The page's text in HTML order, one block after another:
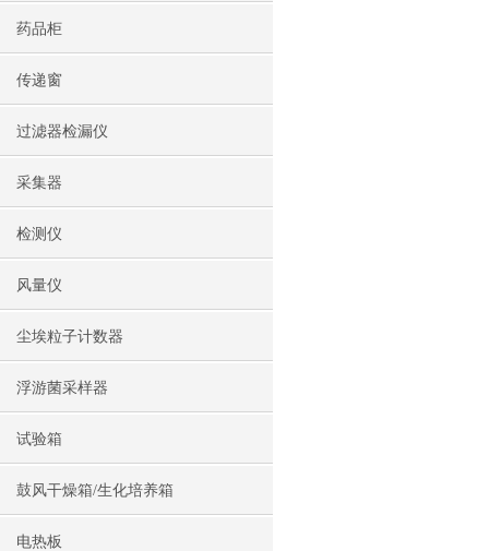
药品柜
传递窗
过滤器检漏仪
采集器
检测仪
风量仪
尘埃粒子计数器
浮游菌采样器
试验箱
鼓风干燥箱/生化培养箱
电热板